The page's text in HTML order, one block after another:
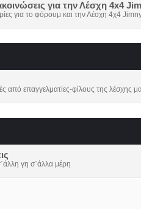
για την Λέσχη 4x4
για το φόρουμ και την Λέσχη 4χ4
από επαγγελματίες-φίλους της λέσχης
γη σ΄άλλα μέρη